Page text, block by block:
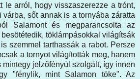
le arról, hogy visszaszerezze a trónt,
sőt annak is a tornyába záratta
Salamont és megparancsolta az
töklámpásokkal világítsák
szemmel tarthassák a rabot. Persze
a tornyot világították meg, hanem
jelzőfényül szolgált, így innen
"fénylik, mint Salamon töke". Az